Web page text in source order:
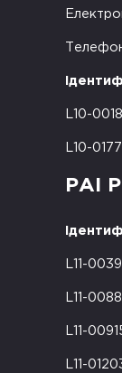
L10-
L10-
РАІ
L11-
L11-
L11-
L11-